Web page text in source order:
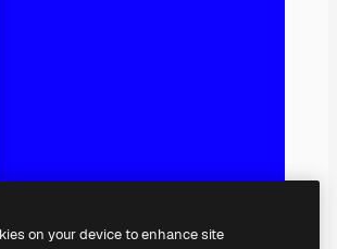
on your device to enhance site